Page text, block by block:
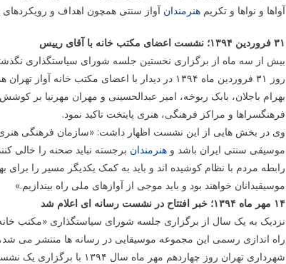
آواها و نواها و تکریم هنرمندان آواز سنتی همچون اهداف و رویکردهای
۳۱ فروردین ۱۳۹۴؛ نشست اعضای مکتب خانه با آقای رییس
بیش از سه ماه از برگزاری نخستین جلسه شورای سیاستگذاری
روز ۳۱ فروردین ماه ۱۳۹۴ در دیدار با اعضای
بهرام باجلان، بابک ربوخه، امیر عبدالحسینی و مهران مهرنیا بر
فرهنگسراها و مراکز فرهنگی، هنری پایتخت تاکید نمود.
وی در بخش هایی از این نشست اظهار داشت: «سازمان فرهنگی هنری
موسیقی سنتی ایران باشد و هنرمندان برجسته نباید صحنه را خالی
رابطه مردم با نظام کوشیده اند و باید به کمک یکدیگر مسیر را برای
موسیقیدانان خواهند بود و باید موجی از آوازهای ملی راه بیندازیم.»
۱۴ مهر ماه ۱۳۹۴؛ خبر افتتاح در نشست رسانه ای اعلام شد
نزدیک به یک سال از برگزاری جلسه شورای سیاستگذاری «مکتب
راه اندازی رسمی این مجموعه موسیقایی در رسانه ها منتشر می
شهرداری تهران روز